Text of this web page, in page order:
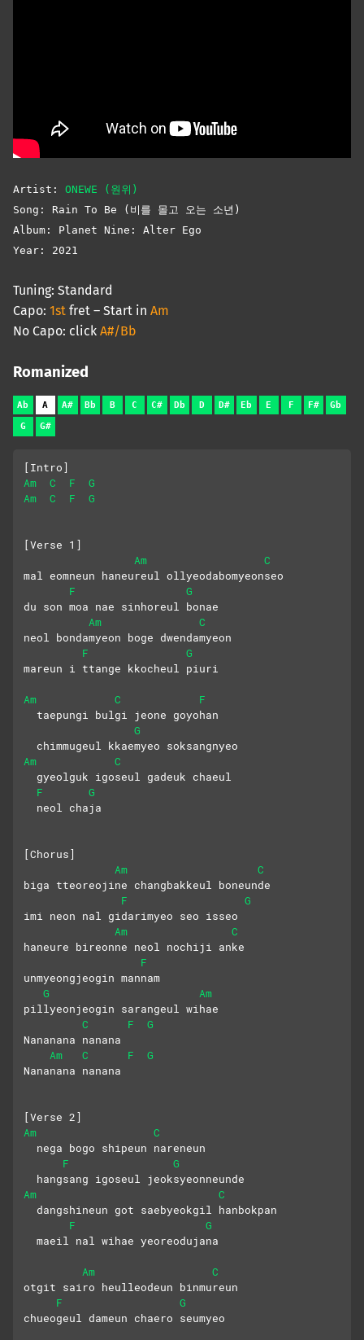
Artist: ONEWE (원위)
Song: Rain To Be (비를 몰고 오는 소년)
Album: Planet Nine: Alter Ego
Year: 2021
Tuning: Standard
Capo: 1st fret – Start in Am
No Capo: click A#/Bb
Romanized
Ab A A# Bb B C C# Db D D# Eb E F F# Gb
G G#
[Intro]
Am
C F
G
Am
C F G
[Verse 1]
Am
C
mal eomneun haneureul ollyeodabomyeonseo
F
G
du son moa nae sinhoreul bonae
Am
C
neol bondamyeon boge dwendamyeon
F
G
mareun i ttange kkocheul piuri
Am C
F
  taepungi bulgi jeone goyohan
G
  chimmugeul kkaemyeo soksangnyeo
Am
C
  gyeolguk igoseul gadeuk chaeul
F
G
  neol chaja
[Chorus]
Am
C
biga tteoreojine changbakkeul boneunde
F
G
imi neon nal gidarimyeo seo isseo
Am
C
haneure bireonne neol nochiji anke
F
unmyeongjeogin mannam
G
Am
pillyeonjeogin sarangeul wihae
C
F
G
Nananana nanana
Am
C F
G
Nananana nanana
[Verse 2]
Am
C
  nega bogo shipeun nareneun
F
G
  hangsang igoseul jeoksyeonneunde
Am
C
  dangshineun got saebyeokgil hanbokpan
F
G
  maeil nal wihae yeoreodujana
Am
C
otgit sairo heulleodeun binmureun
F
G
chueogeul dameun chaero seumyeo